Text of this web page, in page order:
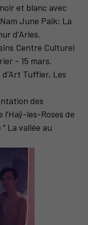
et blanc avec
June Paik: La
d’Arles.
Centre Culturel
- 15 mars.
Tuffier, Les
des
les-Roses de
La vallée au